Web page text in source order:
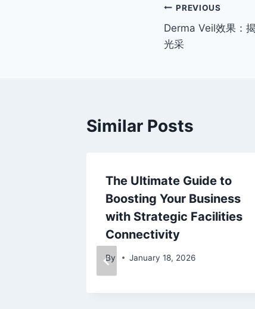
Post
navigation
PREVIOUS
Derma Veil效果：
光采
Similar Posts
The Ultimate Guide to
Boosting Your Business
with Strategic Facilities
Connectivity
By January 18, 2026